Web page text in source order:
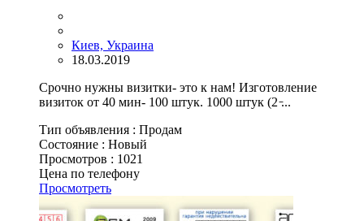
Киев, Украина
18.03.2019
Срочно нужны визитки- это к нам! Изготовление
визиток от 40 мин- 100 штук. 1000 штук (2 ̵...
Тип объявления : Продам
Состояние : Новый
Просмотров : 1021
Цена по телефону
Просмотреть